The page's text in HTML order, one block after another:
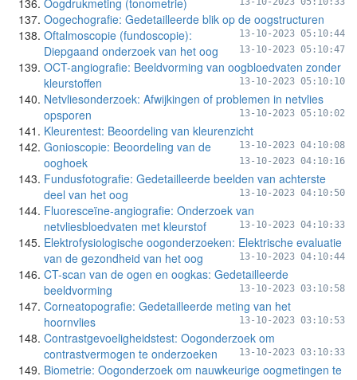
Oogdrukmeting (tonometrie)
Oogechografie: Gedetailleerde blik op de oogstructuren
13-10-2023 05:10:44
Oftalmoscopie (fundoscopie):
Diepgaand onderzoek van het oog
13-10-2023 05:10:47
OCT-angiografie: Beeldvorming van oogbloedvaten zonder
kleurstoffen
13-10-2023 05:10:10
Netvliesonderzoek: Afwijkingen of problemen in netvlies
opsporen
13-10-2023 05:10:02
Kleurentest: Beoordeling van kleurenzicht
13-10-2023 04:10:08
Gonioscopie: Beoordeling van de
ooghoek
13-10-2023 04:10:16
Fundusfotografie: Gedetailleerde beelden van achterste
deel van het oog
13-10-2023 04:10:50
Fluoresceïne-angiografie: Onderzoek van
netvliesbloedvaten met kleurstof
13-10-2023 04:10:33
Elektrofysiologische oogonderzoeken: Elektrische evaluatie
van de gezondheid van het oog
13-10-2023 04:10:44
CT-scan van de ogen en oogkas: Gedetailleerde
beeldvorming
13-10-2023 03:10:58
Corneatopografie: Gedetailleerde meting van het
hoornvlies
13-10-2023 03:10:53
Contrastgevoeligheidstest: Oogonderzoek om
contrastvermogen te onderzoeken
13-10-2023 03:10:33
Biometrie: Oogonderzoek om nauwkeurige oogmetingen te